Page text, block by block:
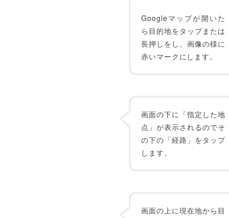
Googleマップが開いた
ら目的地をタップまたは
長押しをし、画像の様に
赤いマークにします。
画面の下に「指定した地
点」が表示されるのでそ
の下の「経路」をタップ
します。
画面の上に現在地から目